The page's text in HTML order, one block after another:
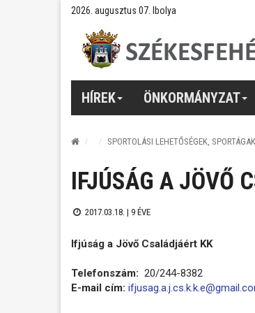
2026. augusztus 07. Ibolya
HÍREK ÖNKORMÁNYZAT
SPORTOLÁSI LEHETŐSÉGEK, SPORTÁGAK
IFJÚSÁG A JÖVŐ
2017.03.18. | 9 ÉVE
Ifjúság a Jövő Családjáért KK
Telefonszám: 20/244-8382
E-mail cím: